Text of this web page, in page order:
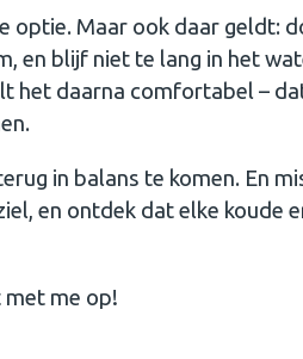
optie. Maar ook daar geldt:
en blijf niet te lang in het
het daarna comfortabel –
in balans te komen. En
en ontdek dat elke koude
met me op!